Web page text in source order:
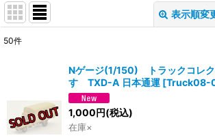
表示順変
並び順:
50件
Nゲージ(1/150) トラックコレク
すゞTXD-A 日本通運 [Truck08-
1,000円(税込)
在庫×